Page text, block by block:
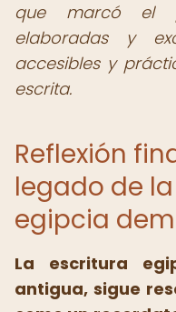
que marcó el
elaboradas y
accesibles y
escrita.
Reflexión
legado de
egipcia
La escritura
antigua, sigue